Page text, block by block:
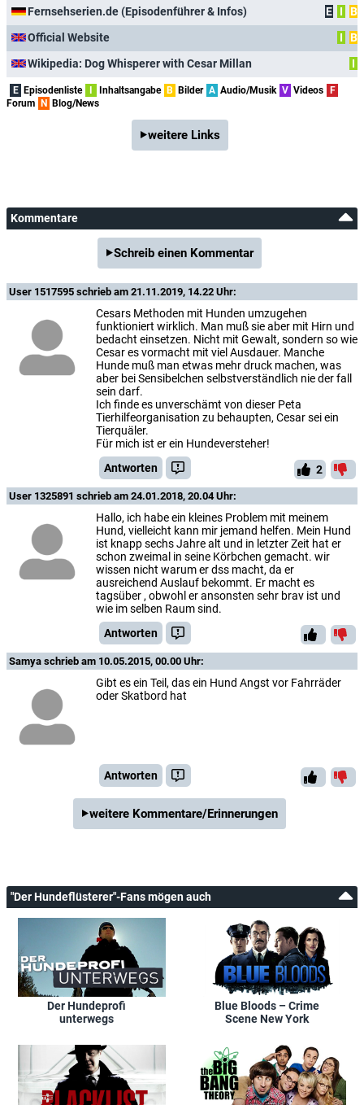
Fernsehserien.de (Episodenführer & Infos) E I
B
Official Website
I
B
Wikipedia: Dog Whisperer with Cesar Millan
I
E Episodenliste Inhaltsangabe B Bilder A Audio/Musik V Videos
F
Forum
N Blog/News
weitere Links
Kommentare
Schreib einen Kommentar
User 1517595 schrieb am 21.11.2019, 14.22 Uhr:
Cesars Methoden mit Hunden umzugehen
funktioniert wirklich. Man muß sie aber mit Hirn und
bedacht einsetzen. Nicht mit Gewalt, sondern so wie
Cesar es vormacht mit viel Ausdauer. Manche
Hunde muß man etwas mehr druck machen, was
aber bei Sensibelchen selbstverständlich nie der fall
sein darf.
Ich finde es unverschämt von dieser Peta
Tierhilfeorganisation zu behaupten, Cesar sei ein
Tierquäler.
Für mich ist er ein Hundeversteher!
Antworten
2
User 1325891 schrieb am 24.01.2018, 20.04 Uhr:
Hallo, ich habe ein kleines Problem mit meinem
Hund, vielleicht kann mir jemand helfen. Mein Hund
ist knapp sechs Jahre alt und in letzter Zeit hat er
schon zweimal in seine Körbchen gemacht. wir
wissen nicht warum er dss macht, da er
ausreichend Auslauf bekommt. Er macht es
tagsüber , obwohl er ansonsten sehr brav ist und
wie im selben Raum sind.
Antworten
Samya schrieb am 10.05.2015, 00.00 Uhr:
Gibt es ein Teil, das ein Hund Angst vor Fahrräder
oder Skatbord hat
Antworten
weitere Kommentare/Erinnerungen
"Der Hundeflüsterer"-Fans mögen auch
Der Hundeprofi
unterwegs
Blue Bloods – Crime
Scene New York